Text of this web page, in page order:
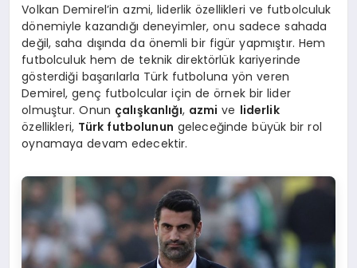
Volkan Demirel’in azmi, liderlik özellikleri ve futbolculuk
dönemiyle kazandığı deneyimler, onu sadece sahada
değil, saha dışında da önemli bir figür yapmıştır. Hem
futbolculuk hem de teknik direktörlük kariyerinde
gösterdiği başarılarla Türk futboluna yön veren
Demirel, genç futbolcular için de örnek bir lider
olmuştur. Onun çalışkanlığı, azmi ve liderlik
özellikleri, Türk futbolunun geleceğinde büyük bir rol
oynamaya devam edecektir.